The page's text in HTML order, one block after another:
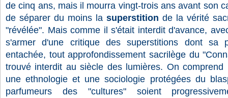
de cinq ans, mais il mourra vingt-trois ans avant son
de séparer du moins la superstition de la vérité
"révélée". Mais comme il s'était interdit d'avance,
s'armer d'une critique des superstitions dont sa
entachée, tout approfondissement sacrilège du
trouvé interdit au siècle des lumières. On
une ethnologie et une sociologie protégées du
parfumeurs des "cultures" soient